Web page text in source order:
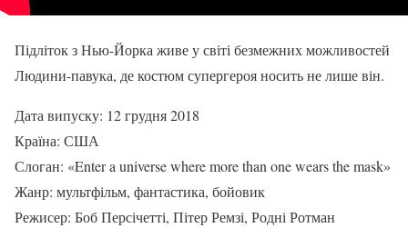
Підліток з Нью-Йорка живе у світі безмежних можливостей
Людини-павука, де костюм супергероя носить не лише він.
Дата випуску: 12 грудня 2018
Країна: США
Слоган: «Enter a universe where more than one wears the mask»
Жанр: мультфільм, фантастика, бойовик
Режисер: Боб Персічетті, Пітер Ремзі, Родні Ротман